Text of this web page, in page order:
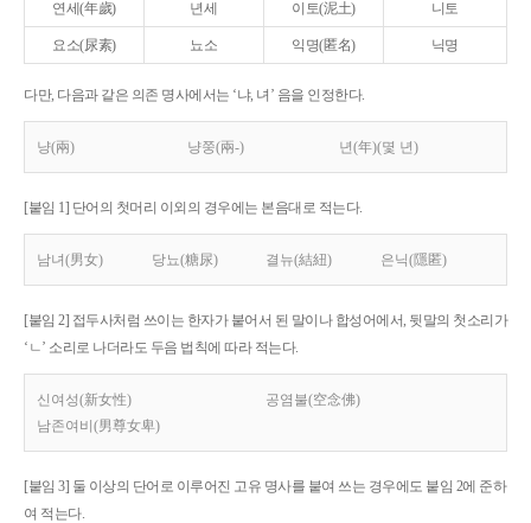
연세(年歲) 년세 이토(泥土) 니토
요소(尿素) 뇨소 익명(匿名) 닉명
다만, 다음과 같은 의존 명사에서는 ‘냐, 녀’ 음을 인정한다.
냥(兩) 냥쭝(兩-) 년(年)(몇 년)
[붙임 1] 단어의 첫머리 이외의 경우에는 본음대로 적는다.
남녀(男女) 당뇨(糖尿) 결뉴(結紐) 은닉(隱匿)
[붙임 2] 접두사처럼 쓰이는 한자가 붙어서 된 말이나 합성어에서, 뒷말의 첫소리가
‘ㄴ’ 소리로 나더라도 두음 법칙에 따라 적는다.
신여성(新女性)
공염불(空念佛)
남존여비(男尊女卑)
[붙임 3] 둘 이상의 단어로 이루어진 고유 명사를 붙여 쓰는 경우에도 붙임 2에 준하
여 적는다.